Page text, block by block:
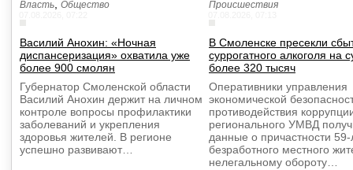
Власть Общество
Василий Анохин: «Ночная
диспансеризация» охватила уже
более 900 смолян
Губернатор Смоленской области
Василий Анохин держит на личном
контроле вопросы профилактики
заболеваний и укрепления
здоровья жителей. В регионе
успешно развивают…
Происшествия
В Смоленске пресекли
суррогатного алкоголя на
более 320 тысяч
Оперативники управления
экономической
противодействия
регионального УМВД
данные о причастности 59-
безработного местного
нелегальному обороту…